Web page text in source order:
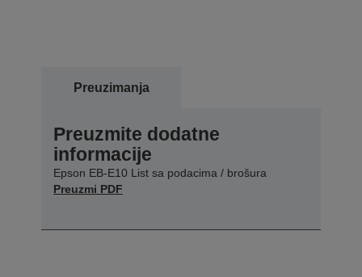
Preuzimanja
Preuzmite dodatne
informacije
Epson EB-E10 List sa podacima / brošura
Preuzmi PDF